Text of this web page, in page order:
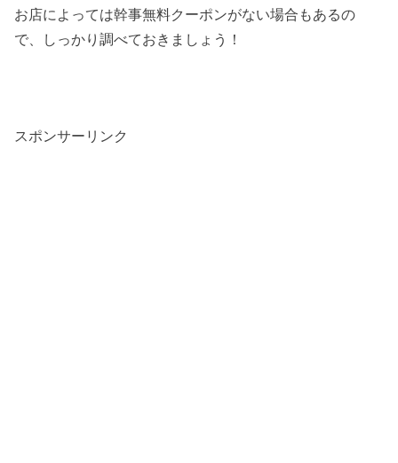
お店によっては幹事無料クーポンがない場合もあるの
で、しっかり調べておきましょう！
スポンサーリンク